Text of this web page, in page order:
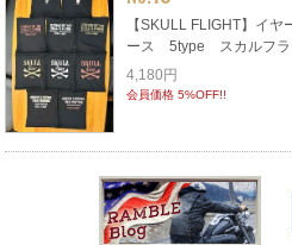
【SKULL FLIGHT】イ
ース 5type スカルフラ
4,180円
会員価格 5%OFF!!